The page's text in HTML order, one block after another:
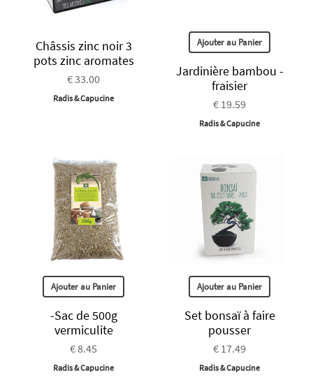
Châssis zinc noir 3
pots zinc aromates
€ 33.00
Radis & Capucine
Ajouter au Panier
Jardinière bambou -
fraisier
€ 19.59
Radis & Capucine
Ajouter au Panier
-Sac de 500g
vermiculite
€ 8.45
Radis & Capucine
Ajouter au Panier
Set bonsaï à faire
pousser
€ 17.49
Radis & Capucine